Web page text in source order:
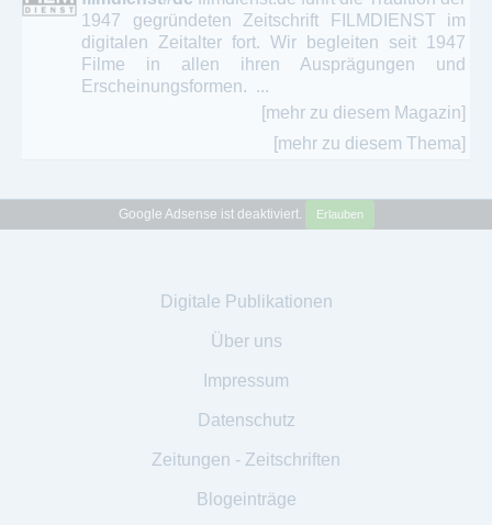
1947 gegründeten Zeitschrift FILMDIENST im
digitalen Zeitalter fort. Wir begleiten seit 1947
Filme in allen ihren Ausprägungen und
Erscheinungsformen. ...
[mehr zu diesem Magazin]
[mehr zu diesem Thema]
Google Adsense ist deaktiviert. Erlauben
Digitale Publikationen
Über uns
Impressum
Datenschutz
Zeitungen - Zeitschriften
Blogeinträge